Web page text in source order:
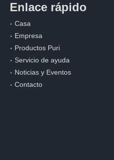
Enlace rápido
Casa
Empresa
Productos Puri
Servicio de ayuda
Noticias y Eventos
Contacto